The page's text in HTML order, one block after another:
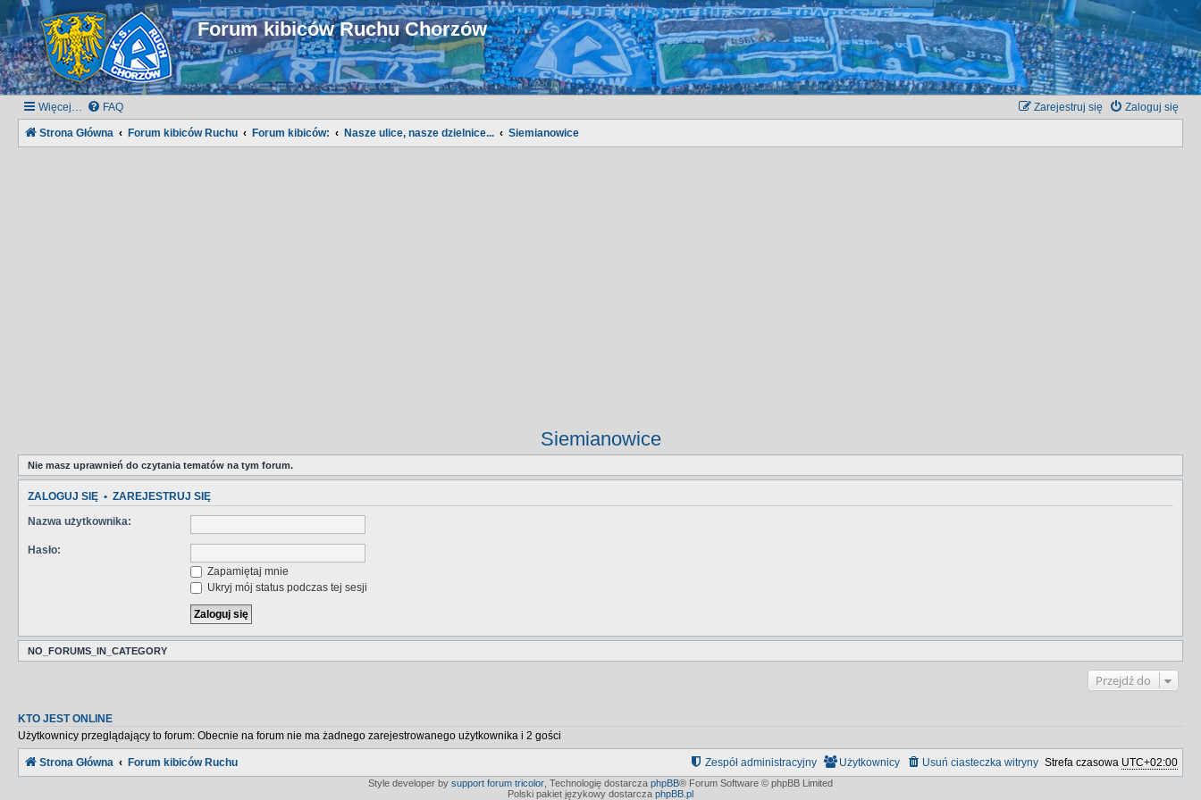
Forum kibiców Ruchu Chorzów
Więcej… FAQ Zaloguj się
Zarejestruj się
Strona Główna Forum kibiców Ruchu Forum kibiców: Nasze ulice, nasze dzielnice... Siemianowice
Siemianowice
Nie masz uprawnień do czytania tematów na tym forum.
ZALOGUJ SIĘ • ZAREJESTRUJ SIĘ
Nazwa użytkownika:
Hasło:
Zapamiętaj mnie
Ukryj mój status podczas tej sesji
NO_FORUMS_IN_CATEGORY
Przejdź do
KTO JEST ONLINE
Użytkownicy przeglądający to forum: Obecnie na forum nie ma żadnego zarejestrowanego użytkownika i 2 gości
Strona Główna Forum kibiców Ruchu Strefa czasowa UTC+02:00
Usuń ciasteczka witryny
Użytkownicy
Zespół administracyjny
Style developer by support forum tricolor Technologię dostarcza phpBB® Forum Software © phpBB Limited
Polski pakiet językowy dostarcza phpBB.pl